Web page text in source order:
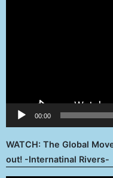
00:00
WATCH: The Global
out! -Internatinal Rivers-